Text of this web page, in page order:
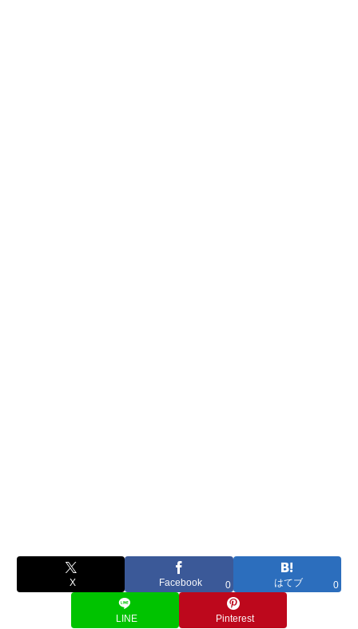
X Facebook 0 はてブ 0
LINE Pinterest